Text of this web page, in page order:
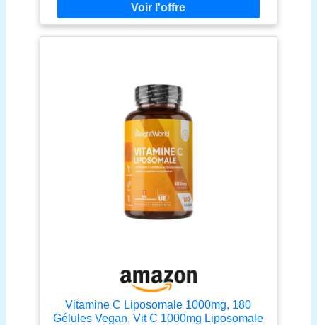
apporte 1000 mg de vitamine C, soit 1250% des
valeurs nutritionnelles de référence. Un dosage
optimal pensé pour répondre aux besoins du corps,
raison de 2 gélules par jour. Pour des résultats
durables, nous recommandons une routine de 3
mois. CONÇU et FABRIQUÉ EN FRANCE. Tous
les compléments alimentaires de la gamme
Essentials by Novoma sont conçus et fabriqués en
France. Sans OGM, sans gluten, sans additif.
Ingrédients traçables. FORMAT PRATIQUE ET
NOMADE. Grâce à son sachet souple et léger, il se
glisse facilement dans votre sac. Un emballage
idéal à emporter partout avec vous, que ce soit au
bureau, à la salle de sport ou en voyage.
Vitamine C Liposomale 1000mg, 180
Gélules Vegan, Vit C 1000mg Liposomale